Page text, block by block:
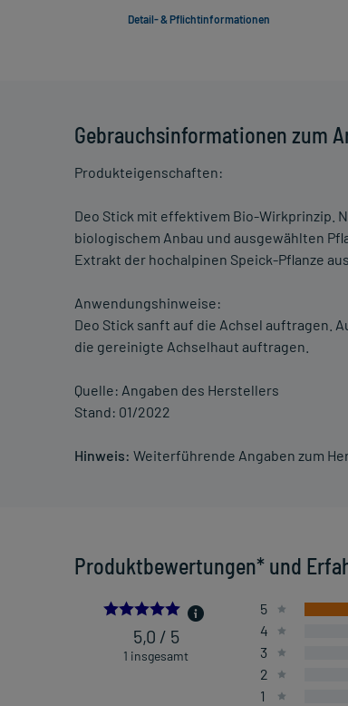
Gebrauchsinformationen zum
Produkteigenschaften:
Deo Stick mit effektivem Bio-Wirkprinzip.
biologischem Anbau und ausgewählten
Extrakt der hochalpinen Speick-Pflanze
Anwendungshinweise:
Deo Stick sanft auf die Achsel auftragen.
die gereinigte Achselhaut auftragen.
Quelle: Angaben des Herstellers
Stand: 01/2022
Hinweis: Weiterführende Angaben zum
Produktbewertungen* und
5.0
5,0 / 5
1 insgesamt
5
4
3
2
1
Detail- & Pflichtinformationen